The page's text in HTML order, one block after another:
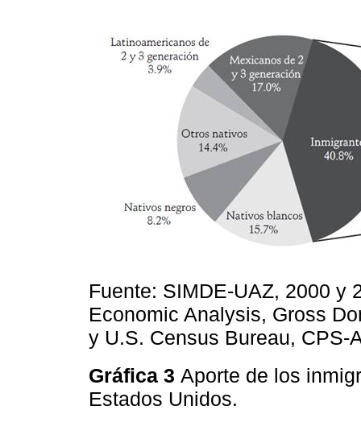
Fuente: SIMDE-UAZ, 2000 y
Economic Analysis, Gross
y U.S. Census Bureau, CPS-
Gráfica 3 Aporte de los
Estados Unidos.